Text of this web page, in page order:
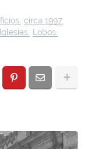
circa 1997
Iglesias
Lobos